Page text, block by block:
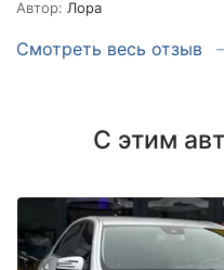
Автор: Лора
Смотреть весь отзыв
С этим